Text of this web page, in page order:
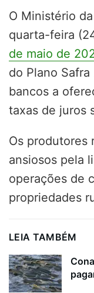
O Ministério
quarta-feira
de maio de
do Plano
bancos a
taxas de juros
Os produtores
ansiosos pela
operações de
propriedades
LEIA TAMBÉM